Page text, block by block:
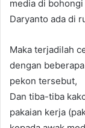
media di
Daryanto ada di
Maka terjadilah
dengan
pekon tersebut,
Dan tiba-tiba
pakaian kerja